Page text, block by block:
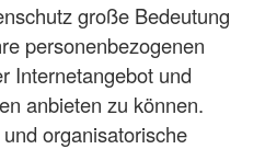
große Bedeutung
personenbezogenen
Internetangebot und
anbieten zu können.
organisatorische